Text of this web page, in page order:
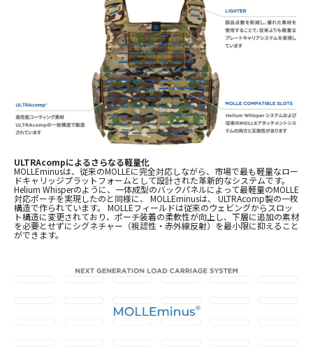
ULTRAcompによるさらなる軽量化
MOLLEminusは、従来のMOLLEに完全対応しながら、市場で最も軽量なロー
ドキャリッジプラットフォームとして設計された革新的なシステムです。
Helium Whisperのように、一体成型のバックパネルによって最軽量のMOLLE
対応ポーチを実現したのと同様に、 MOLLEminusは、 ULTRAcomp製の一枚
構造で作られています。 MOLLEフィールドは従来のウェビングからスロッ
ト構造に変更されており、ポーチ装着の柔軟性が向上し、下層に追加の素材
を必要とせずにシグネチャー（視認性・赤外線反射）を最小限に抑えること
ができます。